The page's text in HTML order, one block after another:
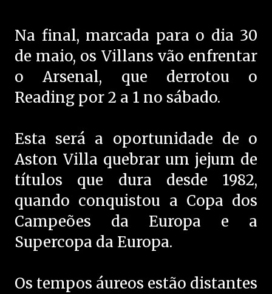
Na final, marcada para o dia 30
de maio, os Villans vão enfrentar
o Arsenal, que derrotou o
Reading por 2 a 1 no sábado.
Esta será a oportunidade de o
Aston Villa quebrar um jejum de
títulos que dura desde 1982,
quando conquistou a Copa dos
Campeões da Europa e a
Supercopa da Europa.
Os tempos áureos estão distantes